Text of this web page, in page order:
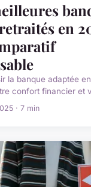
en
la banque adaptée
confort financier et
· 7 min